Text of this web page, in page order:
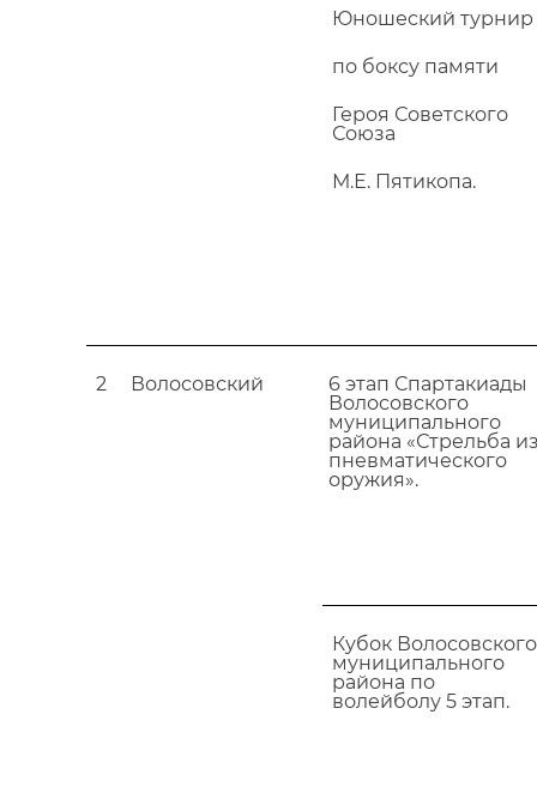
Юношеский турнир
по боксу памяти
Героя Советского
Союза
М.Е. Пятикопа.
2 Волосовский
6 этап Спартакиады
Волосовского
муниципального
района «Стрельба
пневматического
оружия».
Кубок Волосовского
муниципального
района по
волейболу 5 этап.